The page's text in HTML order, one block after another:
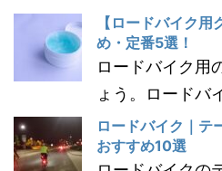
【ロードバイク
め・定番5選！
ロードバイク用
ょう。ロードバ
ロードバイク｜テ
おすすめ10選